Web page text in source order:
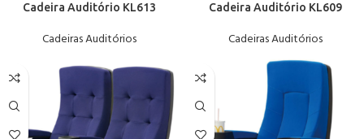
Cadeira Auditório KL613
Cadeiras Auditórios
Cadeira Auditório KL609
Cadeiras Auditórios